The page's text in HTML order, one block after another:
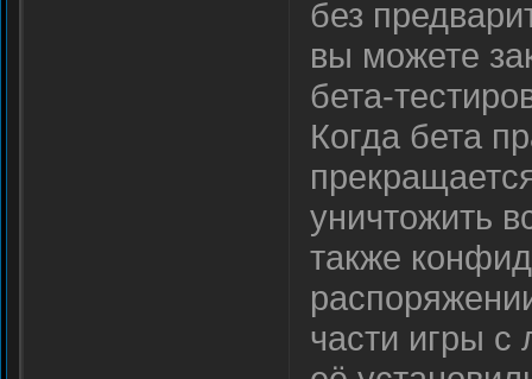
без
вы можете
бета-
Когда бета
уничтожить
также
части игры с